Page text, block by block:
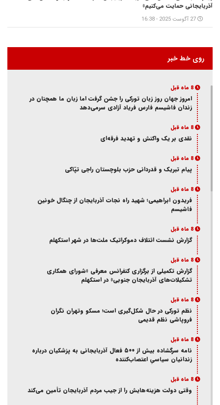
آذربایجانی حمایت می‌کنیم»
27 آگوست 2025 - 16:38
روی خط خبر
8 ماه قبل
امروز جهان روز زبان تورکی را جشن گرفت اما زبان ما همچنان در
زندان فاشیسم فارس فریاد آزادی سر‌می‌دهد
8 ماه قبل
نقدی بر یک واکنش و‌ تهدید فرقه‌ای
8 ماه قبل
پیام تبریک و قدردانی حزب بلوچستان راجی تپّاکی
8 ماه قبل
فریدون ابراهیمی؛ شهید راه نجات آذربایجان از چنگال خونین
فاشیسم
8 ماه قبل
گزارش نشست ائتلاف دموکراتیک ملت‌ها در شهر استکهلم
8 ماه قبل
گزارش تکمیلی از برگزاری کنفرانس معرفی «شورای همکاری
تشکیلات‌های آذربایجان جنوبی» در استکهلم
8 ماه قبل
نظم تورکی در حال شکل‌گیری است؛ مسکو وتهران نگران
فروپاشی نظم قدیمی
8 ماه قبل
نامه سرگشاده بیش از ۵۰۰ فعال آذربایجانی به پزشکیان درباره
زندانیان سیاسیِ اعتصاب‌کننده
8 ماه قبل
وقتی دولت هزینه‌هایش را از جیب مردم آذربایجان تأمین می‌کند